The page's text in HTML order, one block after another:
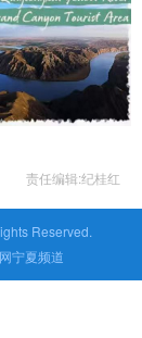
责任编辑:纪桂红
Reserved.
宁夏频道